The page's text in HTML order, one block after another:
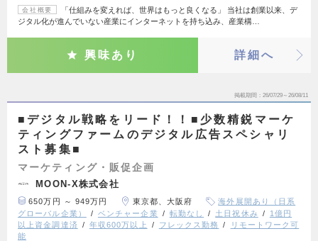
会社概要
「仕組みを変えれば、世界はもっと良くなる」 当社は創業以来、デ
ジタル化が進んでいない産業にインターネットを持ち込み、産業構…
興味あり 詳細へ
掲載期間 26/07/29～26/08/11
■デジタル戦略をリード！！■少数精鋭マーケ
ティングファームのデジタル広告スペシャリ
スト募集■
マーケティング・販促企画
MOON-X株式会社
650万円 ～ 949万円 東京都、大阪府
海外展開あり（日系
グローバル企業）
ベンチャー企業 転勤なし 土日祝休み
1億円
以上資金調達済
年収600万以上 フレックス勤務
リモートワーク可
能